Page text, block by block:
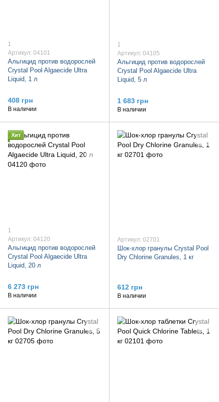
1
Артикул: 04101
Альгицид против водорослей
Crystal Pool Algaecide Ultra
Liquid, 1 л
408 грн
В наличии
1
Артикул: 04105
Альгицид против водорослей
Crystal Pool Algaecide Ultra
Liquid, 5 л
1 683 грн
В наличии
Хит
1
Артикул: 04120
Альгицид против водорослей
Crystal Pool Algaecide Ultra
Liquid, 20 л
6 273 грн
В наличии
Артикул: 02701
Шок-хлор гранулы Crystal Pool
Dry Chlorine Granules, 1 кг
612 грн
В наличии